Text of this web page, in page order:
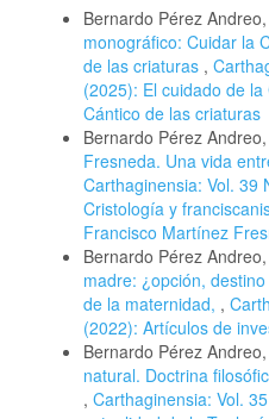
Bernardo Pérez Andreo,
monográfico: Cuidar la
de las criaturas ,
(2025): El cuidado de
Cántico de las criaturas
Bernardo Pérez Andreo,
Fresneda. Una vida
Carthaginensia: Vol. 39
Cristología y
Francisco Martínez
Bernardo Pérez Andreo,
madre: ¿opción,
de la maternidad, ,
(2022): Artículos de
Bernardo Pérez Andreo,
natural. Doctrina
, Carthaginensia: Vol.